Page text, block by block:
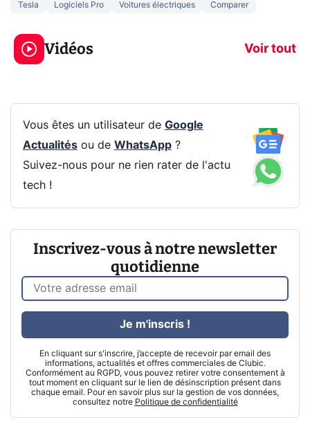
Tesla Logiciels Pro Voitures électriques Comparer
Vidéos Voir tout
3 écrans en 1 pour
319€ ? Voici L'AOC
CQ32G4ZA !
5
prochaine
Vous êtes un utilisateur de Google
Actualitésou de WhatsApp?
Suivez-nous pour ne rien rater de l'actu
tech !
Inscrivez-vous à notre newsletter
quotidienne
En cliquant sur s'inscrire, j’accepte de recevoir par email des
informations, actualités et offres commerciales de Clubic.
Conformément au RGPD, vous pouvez retirer votre consentement à
tout moment en cliquant sur le lien de désinscription présent dans
chaque email. Pour en savoir plus sur la gestion de vos données,
consultez notre Politique de confidentialité
Je m'inscris !